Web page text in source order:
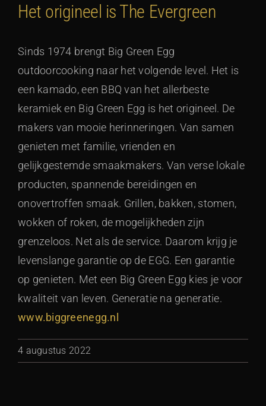
Het origineel is The Evergreen
Sinds 1974 brengt Big Green Egg
outdoorcooking naar het volgende level. Het is
een kamado, een BBQ van het allerbeste
keramiek en Big Green Egg is het origineel. De
makers van mooie herinneringen. Van samen
genieten met familie, vrienden en
gelijkgestemde smaakmakers. Van verse lokale
producten, spannende bereidingen en
onovertroffen smaak. Grillen, bakken, stomen,
wokken of roken, de mogelijkheden zijn
grenzeloos. Net als de service. Daarom krijg je
levenslange garantie op de EGG. Een garantie
op genieten. Met een Big Green Egg kies je voor
kwaliteit van leven. Generatie na generatie.
www.biggreenegg.nl
4 augustus 2022